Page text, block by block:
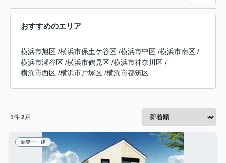
おすすめのエリア
横浜市旭区 /横浜市保土ケ谷区 /横浜市中区 /横浜市南区 /
横浜市瀬谷区 /横浜市鶴見区 /横浜市神奈川区 /
横浜市西区 /横浜市戸塚区 /横浜市都筑区
1件 2戸
新築一戸建